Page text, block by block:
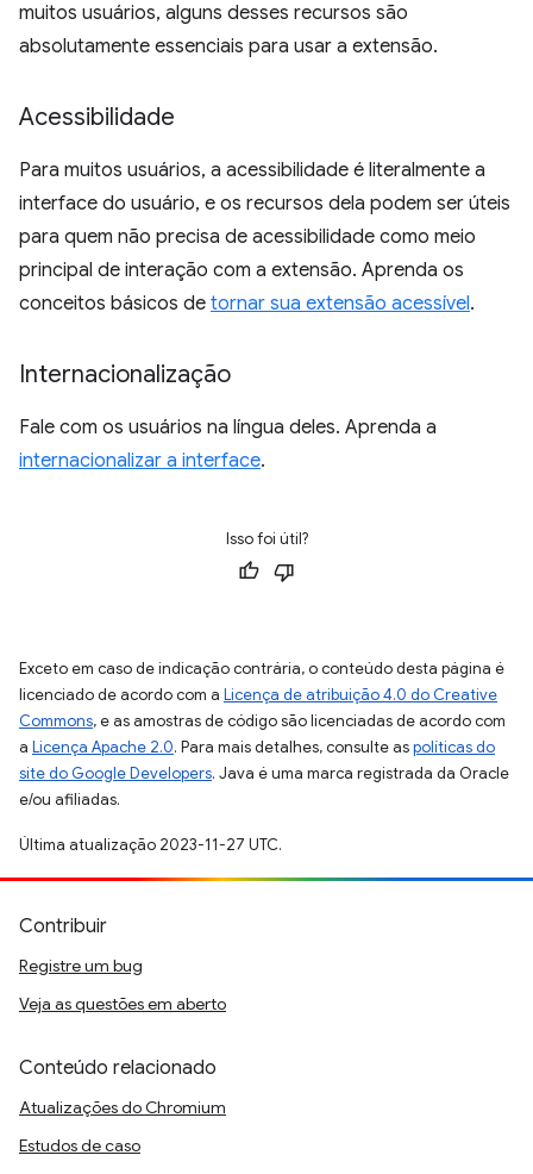
muitos usuários, alguns desses recursos são
absolutamente essenciais para usar a extensão.
Acessibilidade
Para muitos usuários, a acessibilidade é literalmente a
interface do usuário, e os recursos dela podem ser úteis
para quem não precisa de acessibilidade como meio
principal de interação com a extensão. Aprenda os
conceitos básicos de tornar sua extensão acessível.
Internacionalização
Fale com os usuários na língua deles. Aprenda a
internacionalizar a interface.
Isso foi útil?
Exceto em caso de indicação contrária, o conteúdo desta página é
licenciado de acordo com a Licença de atribuição 4.0 do Creative
Commons, e as amostras de código são licenciadas de acordo com
a Licença Apache 2.0. Para mais detalhes, consulte aspolíticas do
site do Google Developers. Java é uma marca registrada da Oracle
e/ou afiliadas.
Última atualização 2023-11-27 UTC.
Contribuir
Registre um bug
Veja as questões em aberto
Conteúdo relacionado
Atualizações do Chromium
Estudos de caso